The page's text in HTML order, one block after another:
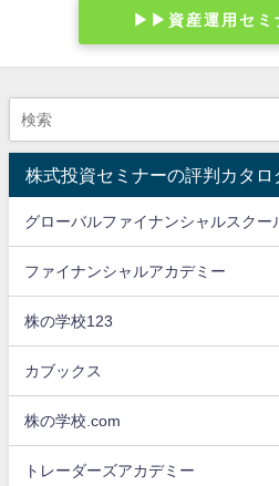
▶︎▶︎資産運用セミ
株式投資セミナーの評判カタロ
グローバルファイナンシャルスクー
ファイナンシャルアカデミー
株の学校123
カブックス
株の学校.com
トレーダーズアカデミー